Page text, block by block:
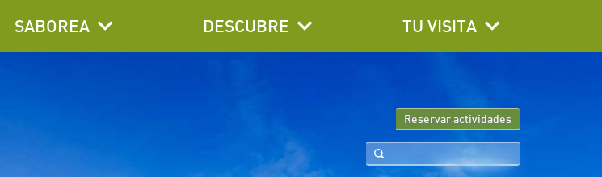
SABOREA DESCUBRE TU VISITA
Reservar actividades